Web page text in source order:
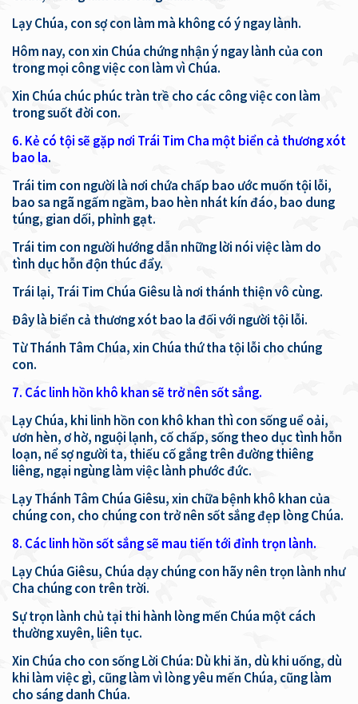
Lạy Chúa, con sợ con làm mà không có ý ngay lành.
Hôm nay, con xin Chúa chứng nhận ý ngay lành của con
trong mọi công việc con làm vì Chúa.
Xin Chúa chúc phúc tràn trề cho các công việc con làm
trong suốt đời con.
6. Kẻ có tội sẽ gặp nơi Trái Tim Cha một biển cả thương xót
bao la.
Trái tim con người là nơi chứa chấp bao ước muốn tội lỗi,
bao sa ngã ngấm ngầm, bao hèn nhát kín đáo, bao dung
túng, gian dối, phỉnh gạt.
Trái tim con người hướng dẫn những lời nói việc làm do
tình dục hỗn độn thúc đẩy.
Trái lại, Trái Tim Chúa Giêsu là nơi thánh thiện vô cùng.
Đây là biển cả thương xót bao la đối với người tội lỗi.
Từ Thánh Tâm Chúa, xin Chúa thứ tha tội lỗi cho chúng
con.
7. Các linh hồn khô khan sẽ trở nên sốt sắng.
Lạy Chúa, khi linh hồn con khô khan thì con sống uể oải,
ươn hèn, ơ hờ, nguội lạnh, cố chấp, sống theo dục tình hỗn
loạn, nể sợ người ta, thiếu cố gắng trên đường thiêng
liêng, ngại ngùng làm việc lành phước đức.
Lạy Thánh Tâm Chúa Giêsu, xin chữa bệnh khô khan của
chúng con, cho chúng con trở nên sốt sắng đẹp lòng Chúa.
8. Các linh hồn sốt sắng sẽ mau tiến tới đỉnh trọn lành.
Lạy Chúa Giêsu, Chúa dạy chúng con hãy nên trọn lành như
Cha chúng con trên trời.
Sự trọn lành chủ tại thi hành lòng mến Chúa một cách
thường xuyên, liên tục.
Xin Chúa cho con sống Lời Chúa: Dù khi ăn, dù khi uống, dù
khi làm việc gì, cũng làm vì lòng yêu mến Chúa, cũng làm
cho sáng danh Chúa.